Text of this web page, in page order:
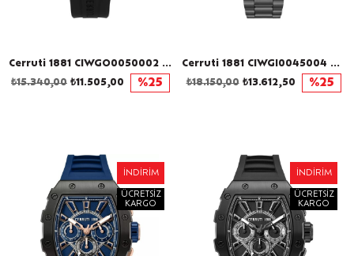
Cerruti 1881 CIWGO0050002 Erkek Kol Saati
₺11.505,00
₺15.340,00 %25
Cerruti 1881 CIWGI0045004 Erkek Kol Saati
₺13.612,50
₺18.150,00 %25
İNDIRIM
ÜCRETSIZ
KARGO
İNDIRIM
ÜCRETSIZ
KARGO